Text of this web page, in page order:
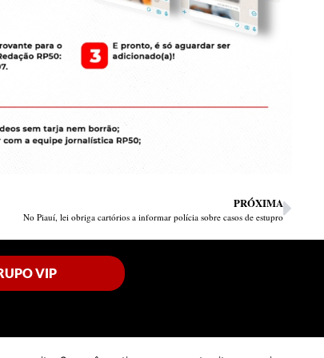
PRÓXIMA
No Piauí, lei obriga cartórios a informar polícia sobre casos de estupro
VIP